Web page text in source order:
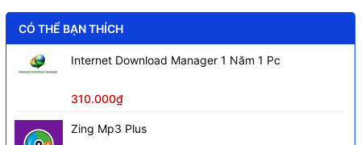
CÓ THỂ BẠN THÍCH
Internet Download Manager 1 Năm 1 Pc
310.000₫
Zing Mp3 Plus